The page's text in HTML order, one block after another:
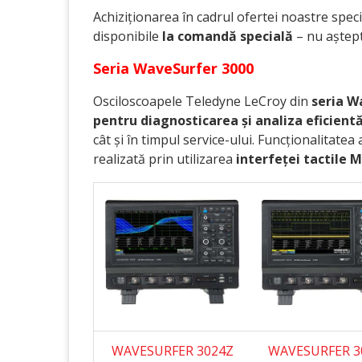
Achiziționarea în cadrul ofertei noastre
disponibile la comandă specială – nu
Seria WaveSurfer 3000
Osciloscoapele Teledyne LeCroy din seria
pentru diagnosticarea și analiza
cât și în timpul service-ului.
realizată prin utilizarea interfeței tactile
WAVESURFER 3024Z
WAVESURFER